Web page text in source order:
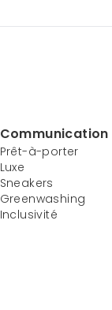
Communication
Prêt-à-porter
Luxe
Sneakers
Greenwashing
Inclusivité